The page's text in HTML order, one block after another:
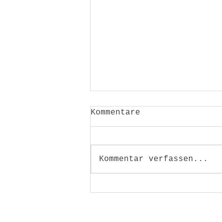
Kommentare
Kommentar verfassen...